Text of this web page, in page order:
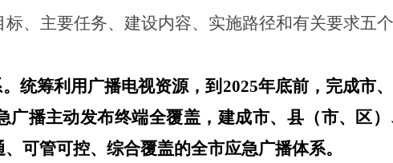
、主要任务、 建设内容、实施路径和有关要求五
统筹利用广播电视资源，到 2025年底前， 完成市
广播主动发布终端全覆盖， 建成市、 县（市、区
可管可控、综合覆盖的全市应急广播体系。